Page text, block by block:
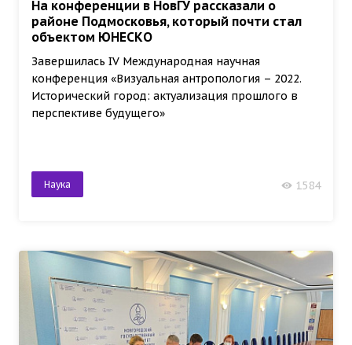
На конференции в НовГУ рассказали о
районе Подмосковья, который почти стал
объектом ЮНЕСКО
Завершилась IV Международная научная
конференция «Визуальная антропология – 2022.
Исторический город: актуализация прошлого в
перспективе будущего»
Наука 1584